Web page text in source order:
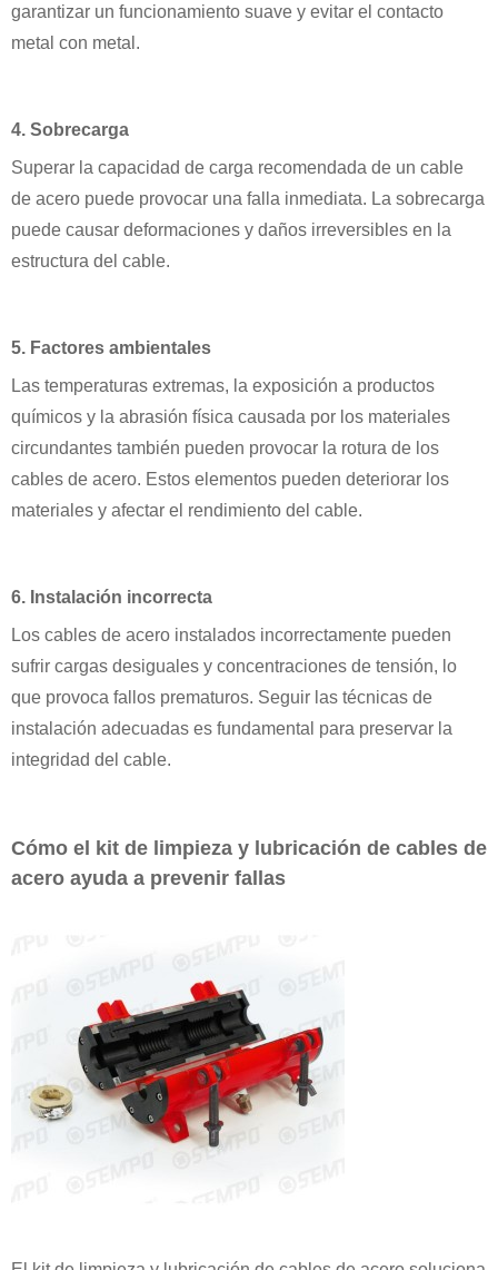
garantizar un funcionamiento suave y evitar el contacto
metal con metal.
4. Sobrecarga
Superar la capacidad de carga recomendada de un cable
de acero puede provocar una falla inmediata. La sobrecarga
puede causar deformaciones y daños irreversibles en la
estructura del cable.
5. Factores ambientales
Las temperaturas extremas, la exposición a productos
químicos y la abrasión física causada por los materiales
circundantes también pueden provocar la rotura de los
cables de acero. Estos elementos pueden deteriorar los
materiales y afectar el rendimiento del cable.
6. Instalación incorrecta
Los cables de acero instalados incorrectamente pueden
sufrir cargas desiguales y concentraciones de tensión, lo
que provoca fallos prematuros. Seguir las técnicas de
instalación adecuadas es fundamental para preservar la
integridad del cable.
Cómo el kit de limpieza y lubricación de cables de
acero ayuda a prevenir fallas